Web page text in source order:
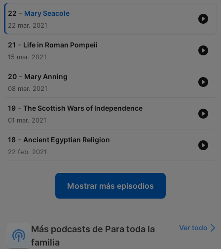
22 - Mary Seacole
22 mar. 2021
21 - Life in Roman Pompeii
15 mar. 2021
20 - Mary Anning
08 mar. 2021
19 - The Scottish Wars of Independence
01 mar. 2021
18 - Ancient Egyptian Religion
22 feb. 2021
Mostrar más episodios
Más podcasts de Para toda la
familia
Ver todo